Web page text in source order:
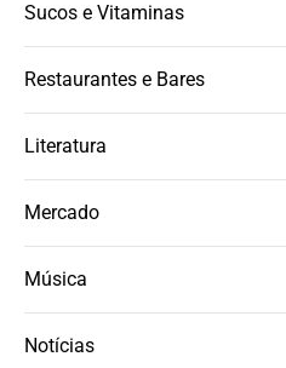
Sucos e Vitaminas
Restaurantes e Bares
Literatura
Mercado
Música
Notícias